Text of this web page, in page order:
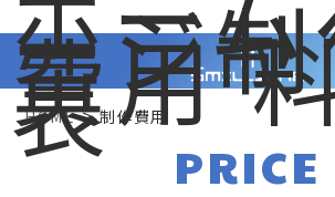
ージ
費用
表
HOME>制作費用
PRICE